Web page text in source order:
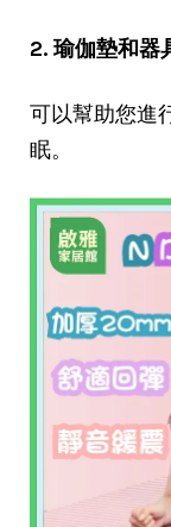
2. 瑜伽墊和器
可以幫助您進
眠。